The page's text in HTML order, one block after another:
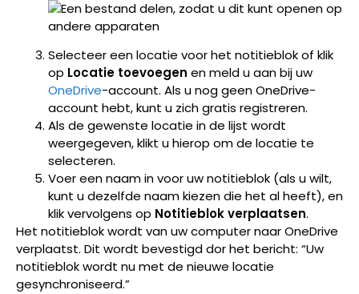
Selecteer een locatie voor het notitieblok of klik
op Locatie toevoegen en meld u aan bij uw
OneDrive-account. Als u nog geen OneDrive-
account hebt, kunt u zich gratis registreren.
Als de gewenste locatie in de lijst wordt
weergegeven, klikt u hierop om de locatie te
selecteren.
Voer een naam in voor uw notitieblok (als u wilt,
kunt u dezelfde naam kiezen die het al heeft), en
klik vervolgens op Notitieblok verplaatsen.
Het notitieblok wordt van uw computer naar OneDrive
verplaatst. Dit wordt bevestigd dor het bericht: “Uw
notitieblok wordt nu met de nieuwe locatie
gesynchroniseerd.”